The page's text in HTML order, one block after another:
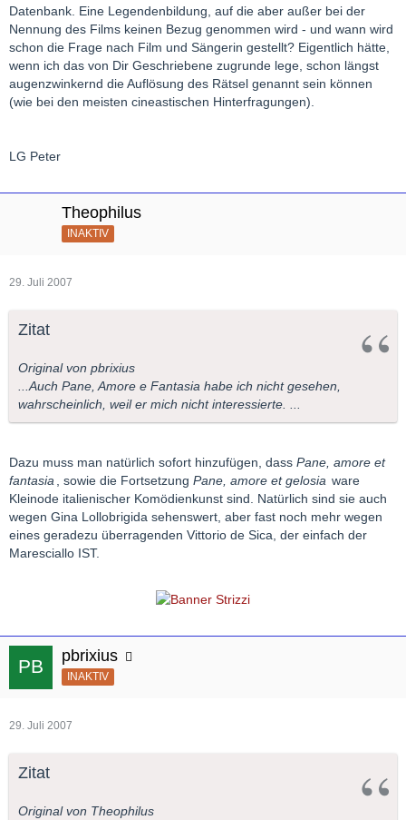
Datenbank. Eine Legendenbildung, auf die aber außer bei der
Nennung des Films keinen Bezug genommen wird - und wann wird
schon die Frage nach Film und Sängerin gestellt? Eigentlich hätte,
wenn ich das von Dir Geschriebene zugrunde lege, schon längst
augenzwinkernd die Auflösung des Rätsel genannt sein können
(wie bei den meisten cineastischen Hinterfragungen).
LG Peter
Theophilus
INAKTIV
29. Juli 2007
Zitat
Original von pbrixius
...Auch Pane, Amore e Fantasia habe ich nicht gesehen,
wahrscheinlich, weil er mich nicht interessierte. ...
Dazu muss man natürlich sofort hinzufügen, dass Pane, amore et
fantasia
, sowie die Fortsetzung Pane, amore et gelosia ware
Kleinode italienischer Komödienkunst sind. Natürlich sind sie auch
wegen Gina Lollobrigida sehenswert, aber fast noch mehr wegen
eines geradezu überragenden Vittorio de Sica, der einfach der
Maresciallo IST.
pbrixius
INAKTIV
29. Juli 2007
Zitat
Original von Theophilus